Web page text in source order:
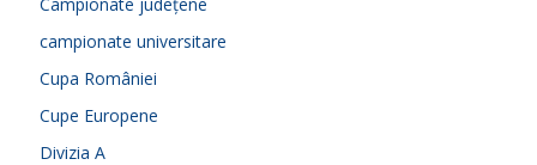
campionate universitare
Cupa României
Cupe Europene
Divizia A